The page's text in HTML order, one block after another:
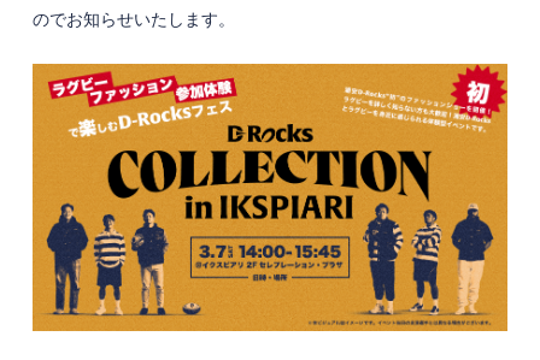
のでお知らせいたします。